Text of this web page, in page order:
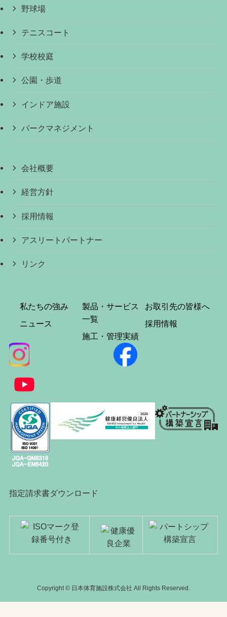
野球場
テニスコート
学校校庭
公園・歩道
インドア施設
パークマネジメント
会社概要
経営方針
採用情報
アスリートパートナー
リンク
私たちの強み
ニュース
製品・サービス
一覧
施工・管理実績
お取引先の皆様へ
採用情報
指定請求書ダウンロード
Copyright © 日本体育施設株式会社 All Rights Reserved.